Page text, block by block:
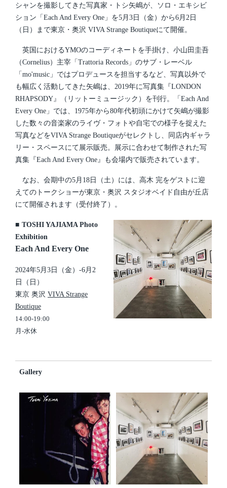
シャンを撮影してきた写真家・トシ矢嶋が、ソロ・エキシビ
ション「Each And Every One」を5月3日（金）から6月2日
（日）まで東京・奥沢 VIVA Strange Boutiqueにて開催。
英国におけるYMOのコーディネートを手掛け、小山田圭吾
（Cornelius）主宰「Trattoria Records」のサブ・レーベル
「mo'music」ではプロデュースを担当するなど、写真以外で
も幅広く活動してきた矢嶋は、2019年に写真集『LONDON
RHAPSODY』（リットーミュージック）を刊行。「Each And
Every One」では、1975年から80年代初頭にかけて矢嶋が撮影
した数々の音楽家のライヴ・フォトや自宅での様子を捉えた
写真などをVIVA Strange Boutiqueがセレクトし、同店内ギャラ
リー・スペースにて展示販売。展示に合わせて制作された写
真集『Each And Every One』も会場内で販売されています。
なお、会期中の5月18日（土）には、高木 完をゲストに迎
えてのトークショーが東京・奥沢 スタジオベイド自由が丘店
にて開催されます（受付終了）。
■ TOSHI YAJIAMA Photo
Exhibition
Each And Every One
2024年5月3日（金）-6月2
日（日）
東京 奥沢 VIVA Strange
Boutique
14:00-19:00
月-水休
Gallery